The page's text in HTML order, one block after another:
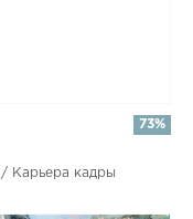
/ Карьера кадры
73%